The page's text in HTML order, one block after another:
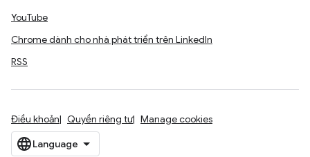
YouTube
Chrome dành cho nhà phát triển trên LinkedIn
RSS
Điều khoản Quyền riêng tư Manage cookies